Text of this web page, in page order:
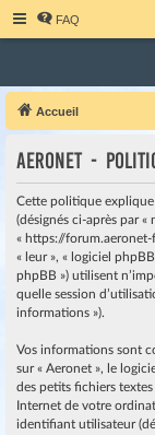
FAQ
Accueil
Aeronet -
Cette politique explique
(désignés ci-après par «
« https://forum.aeronet-
« leur », « logiciel
phpBB ») utilisent
quelle session
informations »).
Vos informations sont
sur « Aeronet », le
des petits fichiers
Internet de votre
identifiant utilisateur